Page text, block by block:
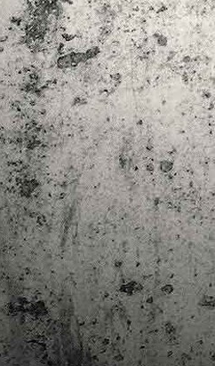
trimestre del club de lectura de
Tarragona. I aquest és el menú ofert
habitual, el club se segueix en
trobades mensuals són per
MAR
13
Descobrint els orígens de
Ja tinc a les mans el resultat
els darrers temps en la història
autors i personatges!
Segur que coneixeu en Lucky Luke, els
però sabíeu que van néixer en una
primera vegada el 21 d’abril de 1938,
còmic franco-belga.